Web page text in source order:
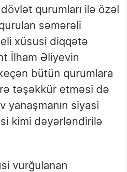
qurumları ilə özəl
səmərəli
xüsusi diqqətə
İlham Əliyevin
keçən bütün qurumlara
təşəkkür etməsi də
yanaşmanın siyasi
kimi dəyərləndirilə
vurğulanan